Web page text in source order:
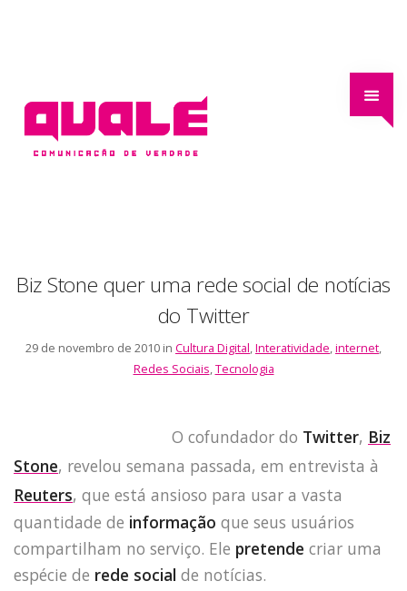
Biz Stone quer uma rede social de notícias
do Twitter
29 de novembro de 2010 in Cultura Digital,Interatividade,internet,
Redes Sociais,Tecnologia
O cofundador do Twitter, Biz
Stone, revelou semana passada, em entrevista à
Reuters, que está ansioso para usar a vasta
quantidade de informação que seus usuários
compartilham no serviço. Ele pretende criar uma
espécie de rede social de notícias.